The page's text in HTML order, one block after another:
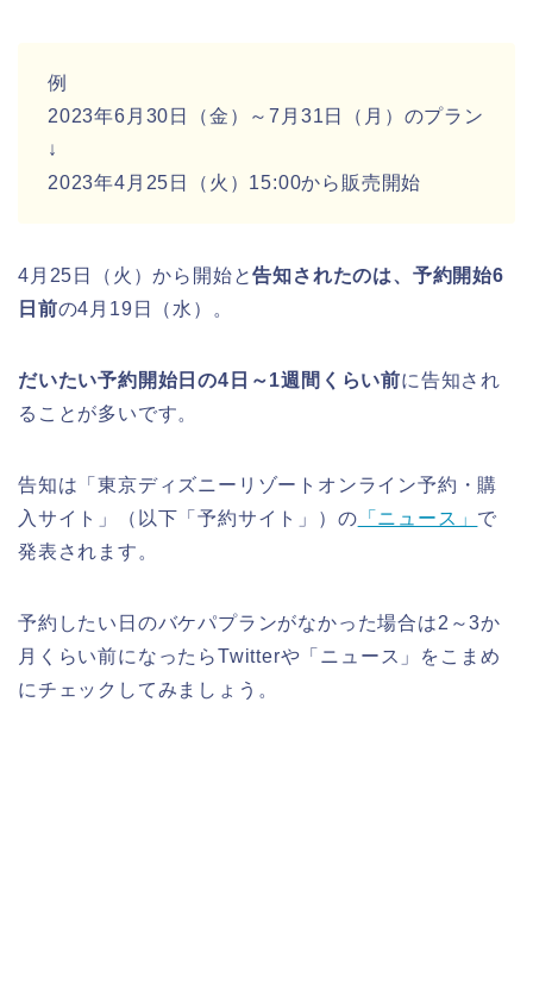
例
2023年6月30日（金）～7月31日（月）のプラン
↓
2023年4月25日（火）15:00から販売開始
4月25日（火）から開始と告知されたのは、予約開始6
日前の4月19日（水）。
だいたい予約開始日の4日～1週間くらい前に告知され
ることが多いです。
告知は「東京ディズニーリゾートオンライン予約・購
入サイト」（以下「予約サイト」）の 「ニュース」 で
発表されます。
予約したい日のバケパプランがなかった場合は2～3か
月くらい前になったらTwitterや「ニュース」をこまめ
にチェックしてみましょう。